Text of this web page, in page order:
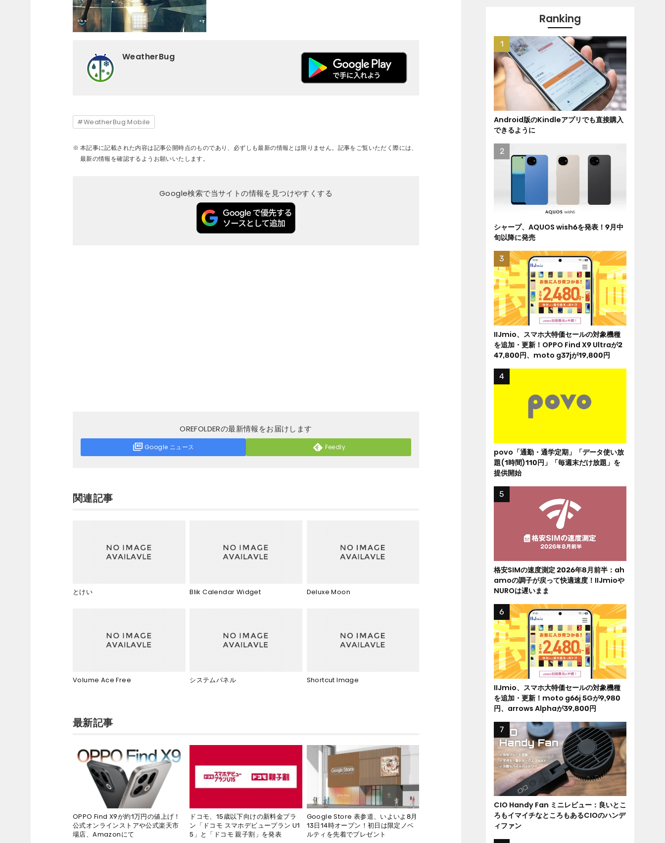
WeatherBug
WeatherBug Mobile
本記事に記載された内容は記事公開時点のものであり、必ずしも最新の情報とは限りません。記事をご覧いただく際には、
最新の情報を確認するようお願いいたします。
Google検索で当サイトの情報を見つけやすくする
OREFOLDERの最新情報をお届けします
Google ニュース Feedly
関連記事
とけい Blik Calendar Widget Deluxe Moon
Volume Ace Free システムパネル Shortcut Image
最新記事
OPPO Find X9が約1万円の値上げ！
公式オンラインストアや公式楽天市
場店、Amazonにて
ドコモ、15歳以下向けの新料金プラ
ン「ドコモ スマホデビュープラン U1
5」と「ドコモ 親子割」を発表
Google Store 表参道、いよいよ8月
13日14時オープン！初日は限定ノベ
ルティを先着でプレゼント
Ranking
Android版のKindleアプリでも直接購入
できるように
シャープ、AQUOS wish6を発表！9月中
旬以降に発売
IIJmio、スマホ大特価セールの対象機種
を追加・更新！OPPO Find X9 Ultraが2
47,800円、moto g37jが19,800円
povo「通勤・通学定期」「データ使い放
題(1時間)110円」「毎週末だけ放題」を
提供開始
格安SIMの速度測定 2026年8月前半：ah
amoの調子が戻って快適速度！IIJmioや
NUROは遅いまま
IIJmio、スマホ大特価セールの対象機種
を追加・更新！moto g66j 5Gが9,980
円、arrows Alphaが39,800円
CIO Handy Fan ミニレビュー：良いとこ
ろもイマイチなところもあるCIOのハンデ
ィファン